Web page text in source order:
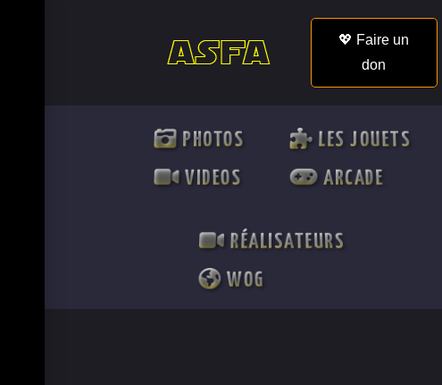
💖 Faire un
don
PHOTOS
VIDEOS
LES JOUETS
ARCADE
RÉALISATEURS
WOG